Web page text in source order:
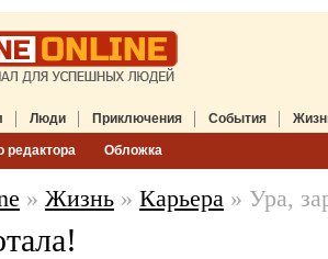
редактора Обложка
Люди Приключения События
» Жизнь » Карьера » Ура,